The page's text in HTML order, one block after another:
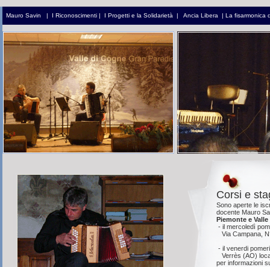
Mauro Savin | I Riconoscimenti | I Progetti e la Solidarietà | Ancia Libera | La fisarmonica
Corsi e
Sono aperte le
docente Mauro
Piemonte e
- il mercoledì
Via Campana,
- il venerdi
Verrès (AO)
per informazioni